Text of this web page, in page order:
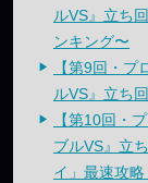
ルVS』立ち
ンキング〜
【第9回・
ルVS』立ち
【第10回・
ブルVS』立
イ」最速攻略